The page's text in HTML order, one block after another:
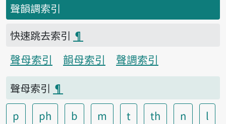
聲韻調索引
快速跳去索引 ¶
聲母索引
韻母索引
聲調索引
聲母索引 ¶
p
ph b m t th n
l